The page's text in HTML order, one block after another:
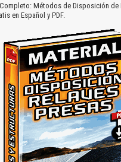
Métodos de Disposición de
en Español y PDF.